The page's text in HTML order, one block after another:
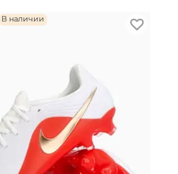
В наличии